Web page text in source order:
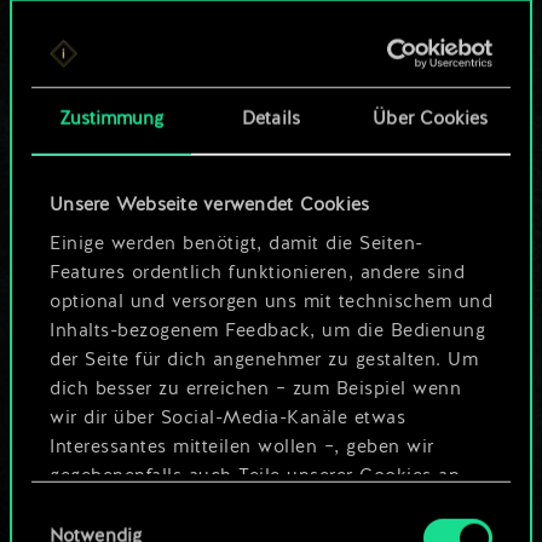
Zustimmung Details Über Cookies
Unsere Webseite verwendet Cookies
Einige werden benötigt, damit die Seiten-
Features ordentlich funktionieren, andere sind
optional und versorgen uns mit technischem und
Inhalts-bezogenem Feedback, um die Bedienung
der Seite für dich angenehmer zu gestalten. Um
dich besser zu erreichen – zum Beispiel wenn
wir dir über Social-Media-Kanäle etwas
Interessantes mitteilen wollen –, geben wir
gegebenenfalls auch Teile unserer Cookies an
Cookies erfordert allerdings deine Zustimmung.
Notwendig
Bis jetzt ist dies nur
ein geteilter Satz
Karten.
Wo es doch so viel
mehr sein kann!
Deck benennen und Leitfaden
Deck bearbeiten